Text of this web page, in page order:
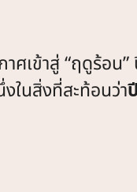
ศเข้าสู่ “ฤดูร้อน
ในสิ่งที่สะท้อนว่า